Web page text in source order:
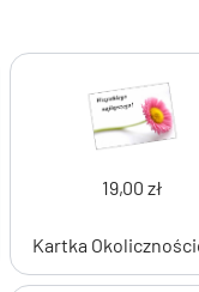
19,00 zł
Kartka